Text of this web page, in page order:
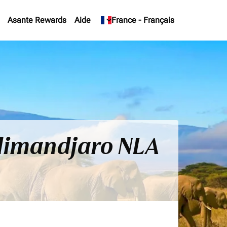
Asante Rewards Aide France - Français
keyboard_arrow_down
NLA